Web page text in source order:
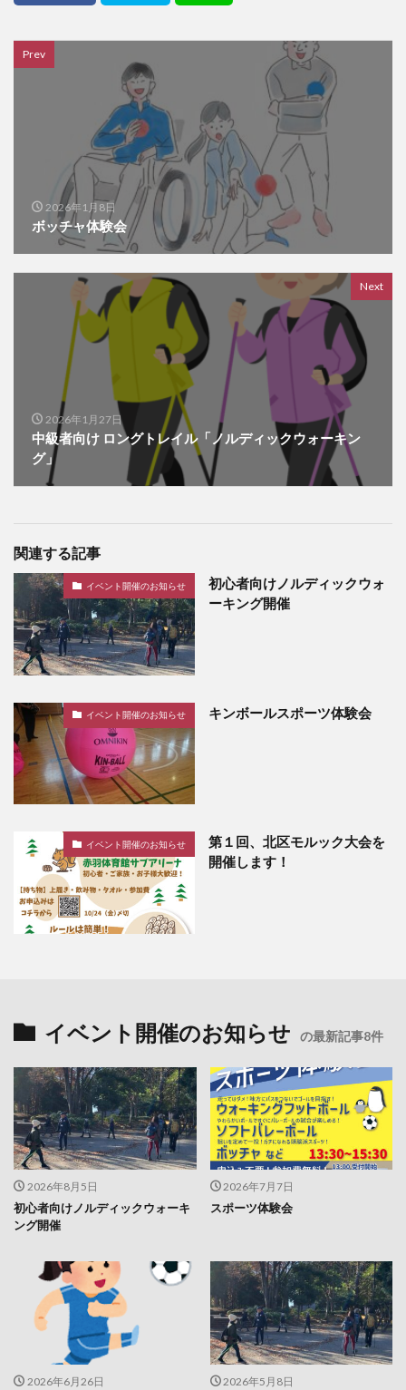
Prev
2026年1月8日
ボッチャ体験会
Next
2026年1月27日
中級者向け ロングトレイル「ノルディックウォーキン
グ」
関連する記事
イベント開催のお知らせ
初心者向けノルディックウォ
ーキング開催
イベント開催のお知らせ キンボールスポーツ体験会
イベント開催のお知らせ
第１回、北区モルック大会を
開催します！
イベント開催のお知らせ の最新記事8件
2026年8月5日
初心者向けノルディックウォーキ
ング開催
2026年7月7日
スポーツ体験会
2026年6月26日 2026年5月8日